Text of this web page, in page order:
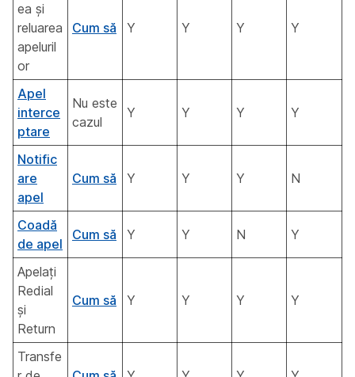
ea și
reluarea
apeluril
or
Cum să Y Y Y Y
Apel
interce
ptare
Nu este
cazul
Y Y Y Y
Notific
are
apel
Cum să Y Y Y N
Coadă
de apel
Cum să Y Y N Y
Apelați
Redial
și
Return
Cum să Y Y Y Y
Transfe